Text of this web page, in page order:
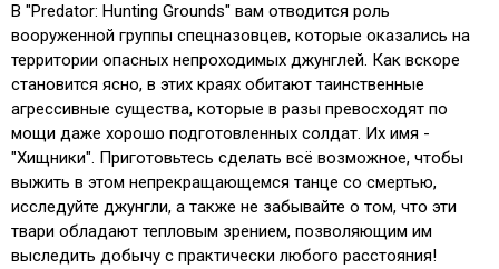
В "Predator: Hunting Grounds" вам отводится роль
вооруженной группы спецназовцев, которые оказались на
территории опасных непроходимых джунглей. Как вскоре
становится ясно, в этих краях обитают таинственные
агрессивные существа, которые в разы превосходят по
мощи даже хорошо подготовленных солдат. Их имя -
"Хищники". Приготовьтесь сделать всё возможное, чтобы
выжить в этом непрекращающемся танце со смертью,
исследуйте джунгли, а также не забывайте о том, что эти
твари обладают тепловым зрением, позволяющим им
выследить добычу с практически любого расстояния!